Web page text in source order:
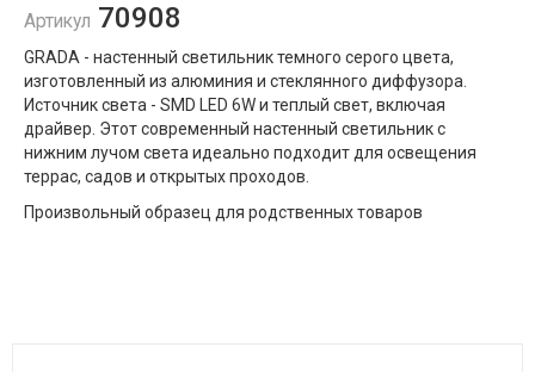
Артикул 70908
GRADA - настенный светильник темного серого цвета,
изготовленный из алюминия и стеклянного диффузора.
Источник света - SMD LED 6W и теплый свет, включая
драйвер. Этот современный настенный светильник с
нижним лучом света идеально подходит для освещения
террас, садов и открытых проходов.
Произвольный образец для родственных товаров